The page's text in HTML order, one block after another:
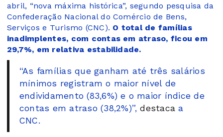
abril, “nova máxima histórica”, segundo pesquisa da
Confederação Nacional do Comércio de Bens,
Serviços e Turismo (CNC). O total de famílias
inadimplentes, com contas em atraso, ficou em
29,7%, em relativa estabilidade.
“As famílias que ganham até três salários
mínimos registram o maior nível de
endividamento (83,6%) e o maior índice de
contas em atraso (38,2%)”,destaca a
CNC.